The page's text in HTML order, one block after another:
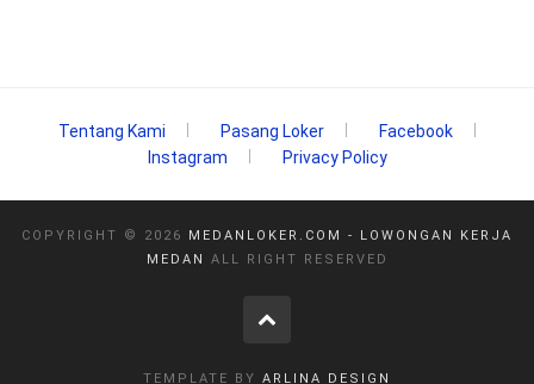
Tentang Kami Pasang Loker
Facebook
Instagram
Privacy Policy
COPYRIGHT © 2026
MEDANLOKER.COM - LOWONGAN KERJA
MEDAN
ALL RIGHT RESERVED
TEMPLATE BY ARLINA DESIGN